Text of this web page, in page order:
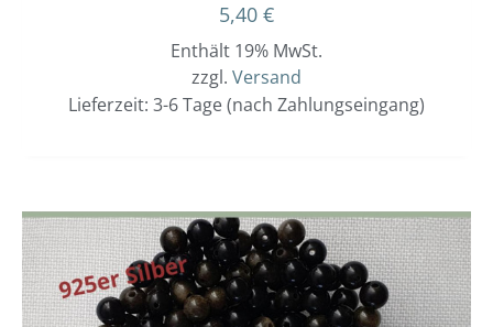
5,40 €
Enthält 19% MwSt.
zzgl. Versand
Lieferzeit: 3-6 Tage (nach Zahlungseingang)